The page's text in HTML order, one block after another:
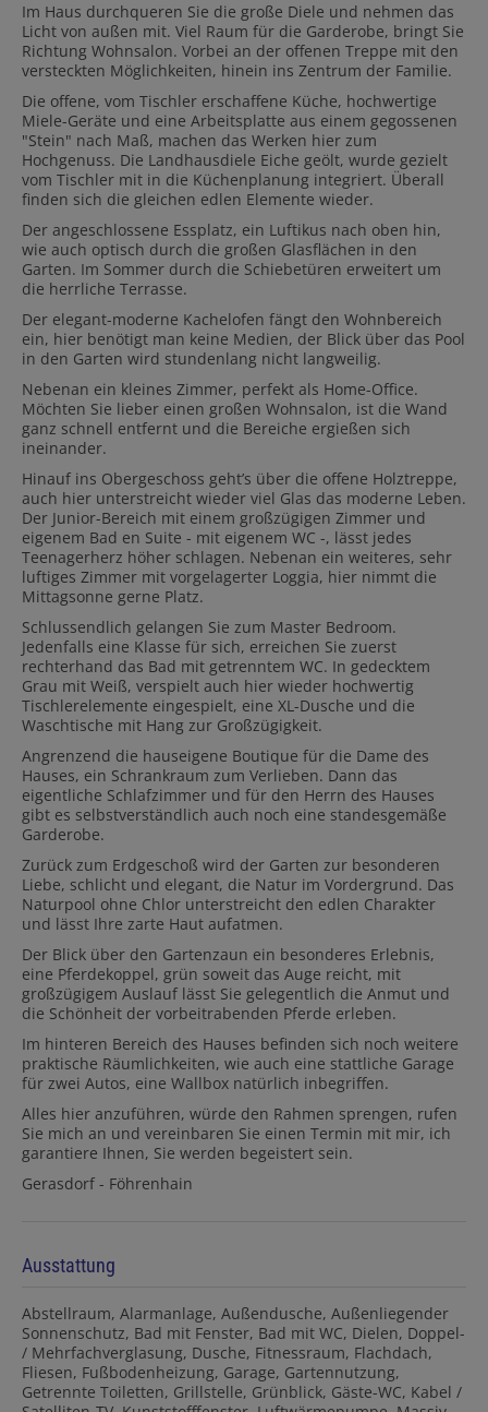
Im Haus durchqueren Sie die große Diele und nehmen das
Licht von außen mit. Viel Raum für die Garderobe, bringt Sie
Richtung Wohnsalon. Vorbei an der offenen Treppe mit den
versteckten Möglichkeiten, hinein ins Zentrum der Familie.
Die offene, vom Tischler erschaffene Küche, hochwertige
Miele-Geräte und eine Arbeitsplatte aus einem gegossenen
"Stein" nach Maß, machen das Werken hier zum
Hochgenuss. Die Landhausdiele Eiche geölt, wurde gezielt
vom Tischler mit in die Küchenplanung integriert. Überall
finden sich die gleichen edlen Elemente wieder.
Der angeschlossene Essplatz, ein Luftikus nach oben hin,
wie auch optisch durch die großen Glasflächen in den
Garten. Im Sommer durch die Schiebetüren erweitert um
die herrliche Terrasse.
Der elegant-moderne Kachelofen fängt den Wohnbereich
ein, hier benötigt man keine Medien, der Blick über das Pool
in den Garten wird stundenlang nicht langweilig.
Nebenan ein kleines Zimmer, perfekt als Home-Office.
Möchten Sie lieber einen großen Wohnsalon, ist die Wand
ganz schnell entfernt und die Bereiche ergießen sich
ineinander.
Hinauf ins Obergeschoss geht’s über die offene Holztreppe,
auch hier unterstreicht wieder viel Glas das moderne Leben.
Der Junior-Bereich mit einem großzügigen Zimmer und
eigenem Bad en Suite - mit eigenem WC -, lässt jedes
Teenagerherz höher schlagen. Nebenan ein weiteres, sehr
luftiges Zimmer mit vorgelagerter Loggia, hier nimmt die
Mittagsonne gerne Platz.
Schlussendlich gelangen Sie zum Master Bedroom.
Jedenfalls eine Klasse für sich, erreichen Sie zuerst
rechterhand das Bad mit getrenntem WC. In gedecktem
Grau mit Weiß, verspielt auch hier wieder hochwertig
Tischlerelemente eingespielt, eine XL-Dusche und die
Waschtische mit Hang zur Großzügigkeit.
Angrenzend die hauseigene Boutique für die Dame des
Hauses, ein Schrankraum zum Verlieben. Dann das
eigentliche Schlafzimmer und für den Herrn des Hauses
gibt es selbstverständlich auch noch eine standesgemäße
Garderobe.
Zurück zum Erdgeschoß wird der Garten zur besonderen
Liebe, schlicht und elegant, die Natur im Vordergrund. Das
Naturpool ohne Chlor unterstreicht den edlen Charakter
und lässt Ihre zarte Haut aufatmen.
Der Blick über den Gartenzaun ein besonderes Erlebnis,
eine Pferdekoppel, grün soweit das Auge reicht, mit
großzügigem Auslauf lässt Sie gelegentlich die Anmut und
die Schönheit der vorbeitrabenden Pferde erleben.
Im hinteren Bereich des Hauses befinden sich noch weitere
praktische Räumlichkeiten, wie auch eine stattliche Garage
für zwei Autos, eine Wallbox natürlich inbegriffen.
Alles hier anzuführen, würde den Rahmen sprengen, rufen
Sie mich an und vereinbaren Sie einen Termin mit mir, ich
garantiere Ihnen, Sie werden begeistert sein.
Gerasdorf - Föhrenhain
Ausstattung
Abstellraum Alarmanlage Außendusche Außenliegender
Sonnenschutz Bad mit Fenster Bad mit WC Dielen Doppel-
/ Mehrfachverglasung Dusche Fitnessraum Flachdach
Fliesen Fußbodenheizung Garage Gartennutzung
Getrennte Toiletten Grillstelle Grünblick Gäste-WC Kabel /